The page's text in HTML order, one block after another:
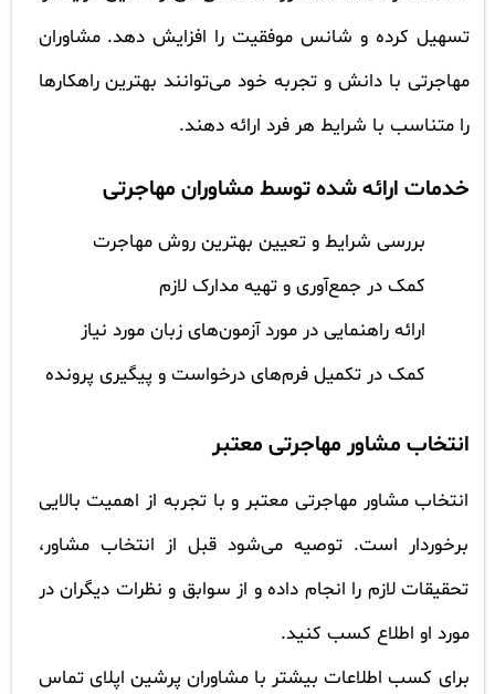
تسهیل کرده و شانس موفقیت را افزایش دهد. مشاوران
مهاجرتی با دانش و تجربه خود می‌توانند بهترین راهکارها
را متناسب با شرایط هر فرد ارائه دهند.
خدمات ارائه شده توسط مشاوران مهاجرتی
بررسی شرایط و تعیین بهترین روش مهاجرت
کمک در جمع‌آوری و تهیه مدارک لازم
ارائه راهنمایی در مورد آزمون‌های زبان مورد نیاز
کمک در تکمیل فرم‌های درخواست و پیگیری پرونده
انتخاب مشاور مهاجرتی معتبر
انتخاب مشاور مهاجرتی معتبر و با تجربه از اهمیت بالایی
برخوردار است. توصیه می‌شود قبل از انتخاب مشاور،
تحقیقات لازم را انجام داده و از سوابق و نظرات دیگران در
مورد او اطلاع کسب کنید.
برای کسب اطلاعات بیشتر با مشاوران پرشین اپلای تماس